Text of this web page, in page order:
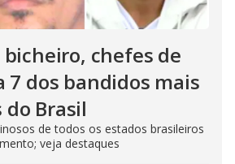
chefes de
7 dos bandidos mais
Brasil
de todos os estados brasileiros
veja destaques